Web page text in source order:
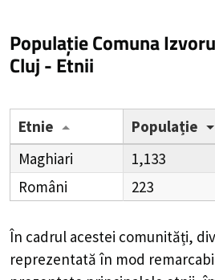
Populație Comuna
Cluj - Etnii
Etnie Populație
Maghiari
1,133
Români
223
În cadrul acestei comunități,
reprezentată în mod